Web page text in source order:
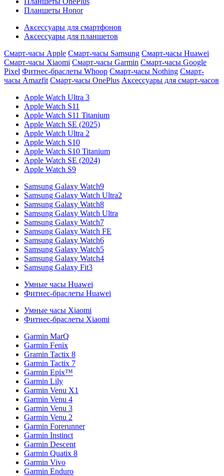
Планшеты Honor
Аксессуары для смартфонов
Аксессуары для планшетов
Смарт-часы Apple Смарт-часы Samsung Смарт-часы Huawei
Смарт-часы Xiaomi Смарт-часы Garmin Смарт-часы Google
Pixel Фитнес-браслеты Whoop Смарт-часы Nothing Смарт-
часы Amazfit Смарт-часы OnePlus Аксессуары для смарт-часов
Apple Watch Ultra 3
Apple Watch S11
Apple Watch S11 Titanium
Apple Watch SE (2025)
Apple Watch Ultra 2
Apple Watch S10
Apple Watch S10 Titanium
Apple Watch SE (2024)
Apple Watch S9
Samsung Galaxy Watch9
Samsung Galaxy Watch Ultra2
Samsung Galaxy Watch8
Samsung Galaxy Watch Ultra
Samsung Galaxy Watch7
Samsung Galaxy Watch FE
Samsung Galaxy Watch6
Samsung Galaxy Watch5
Samsung Galaxy Watch4
Samsung Galaxy Fit3
Умные часы Huawei
Фитнес-браслеты Huawei
Умные часы Xiaomi
Фитнес-браслеты Xiaomi
Garmin MarQ
Garmin Fenix
Gramin Tactix 8
Garmin Tactix 7
Garmin Epix™
Garmin Lily
Garmin Venu X1
Garmin Venu 4
Garmin Venu 3
Garmin Venu 2
Garmin Forerunner
Garmin Instinct
Garmin Descent
Garmin Quatix 8
Garmin Vivo
Garmin Enduro